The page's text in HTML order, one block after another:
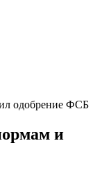
одобрение ФСБ
и